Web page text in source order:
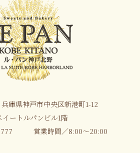
庫県神戸市中央区新港町1-12
イートルパンビル1階
営業時間／8:00〜20:00